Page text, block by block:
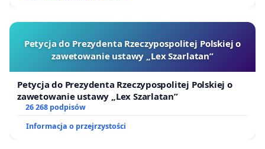
Petycja do Prezydenta Rzeczypospolitej Polskiej o
zawetowanie ustawy „Lex Szarlatan”
Petycja do Prezydenta Rzeczypospolitej Polskiej o
zawetowanie ustawy „Lex Szarlatan”
26 268 podpisów
Informacja o przejrzystości